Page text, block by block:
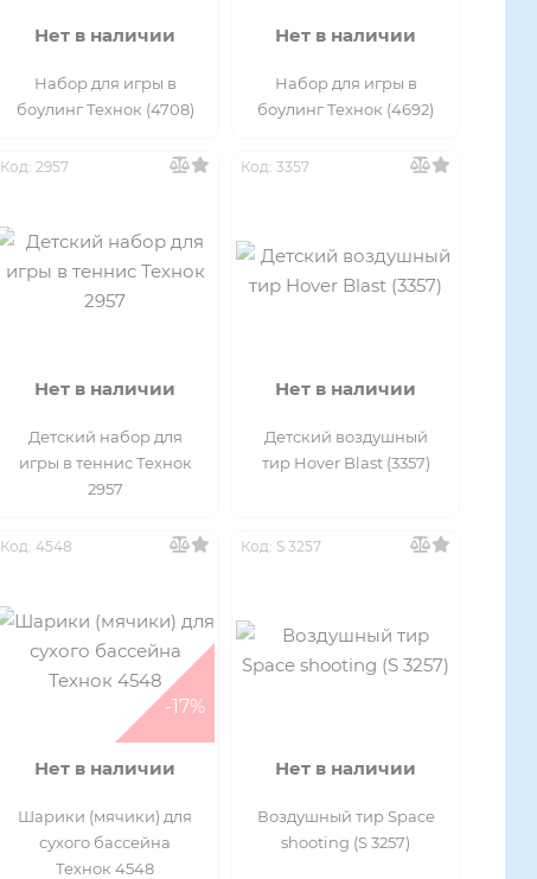
Нет в наличии
Набор для игры в
боулинг Технок (4708)
Нет в наличии
Набор для игры в
боулинг Технок (4692)
Код: 2957
Нет в наличии
Детский набор для
игры в теннис Технок
2957
Код: 3357
Нет в наличии
Детский воздушный
тир Hover Blast (3357)
Код: 4548
-17%
Нет в наличии
Шарики (мячики) для
сухого бассейна
Технок 4548
Код: S 3257
Нет в наличии
Воздушный тир Space
shooting (S 3257)